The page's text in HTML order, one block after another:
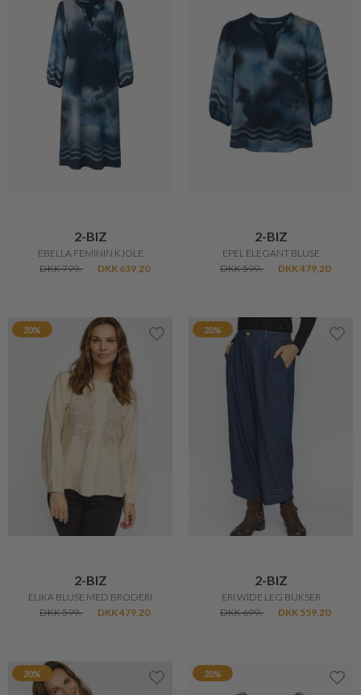
2-BIZ
EBELLA FEMININ KJOLE
DKK 799,-
DKK 639,20
2-BIZ
EPEL ELEGANT BLUSE
DKK 599,-
DKK 479,20
20%
2-BIZ
ELIKA BLUSE MED BRODERI
DKK 599,-
DKK 479,20
20%
2-BIZ
ERI WIDE LEG BUKSER
DKK 699,-
DKK 559,20
20% 20%